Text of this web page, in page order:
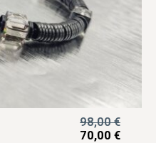
98,00€
70,00 €